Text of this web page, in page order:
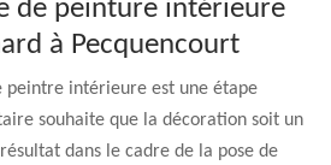
de peinture intérieure
à Pecquencourt
peintre intérieure est une étape
souhaite que la décoration soit un
dans le cadre de la pose de